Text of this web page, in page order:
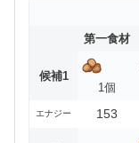
第一食材
候補1
1個
エナジー 153